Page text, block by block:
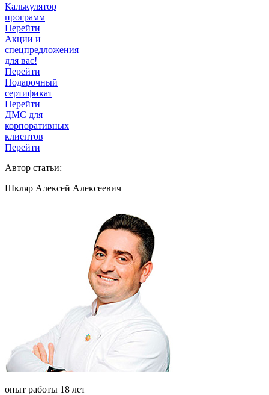
Калькулятор
программ
Перейти
Акции и
спецпредложения
для вас!
Перейти
Подарочный
сертификат
Перейти
ДМС для
корпоративных
клиентов
Перейти
Автор статьи:
Шкляр Алексей Алексеевич
опыт работы 18 лет